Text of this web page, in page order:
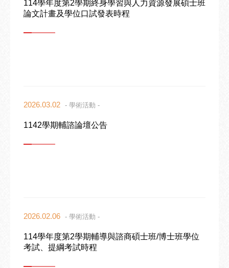
114學年度第2學期終身學習與人力資源發展碩士班
論文計畫及學位口試發表時程
2026.03.02 - 學術活動 -
1142學期輔諮論壇公告
2026.02.06 - 學術活動 -
114學年度第2學期輔導與諮商碩士班/博士班學位
考試、提綱考試時程